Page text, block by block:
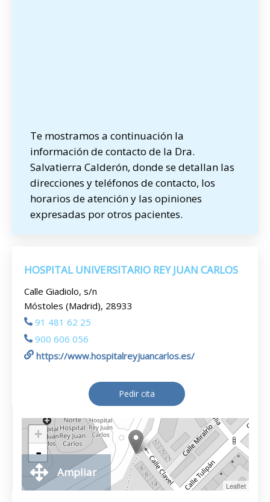
Te mostramos a continuación la
información de contacto de la Dra.
Salvatierra Calderón, donde se detallan las
direcciones y teléfonos de contacto, los
horarios de atención y las opiniones
expresadas por otros pacientes.
HOSPITAL UNIVERSITARIO REY JUAN CARLOS
Calle Giadiolo, s/n
Móstoles (Madrid), 28933
91 481 62 25
900 606 056
https://www.hospitalreyjuancarlos.es/
Pedir cita
+
-
Leaflet
Ampliar